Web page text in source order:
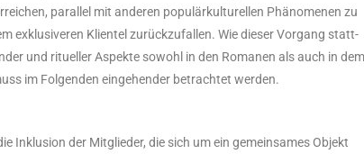
par­al­lel mit ande­ren popu­lär­kul­tu­rel­len Phä­no­me­nen zu
exklu­si­ve­ren Kli­en­tel zurück­zu­fal­len. Wie die­ser Vor­gang statt­
und ritu­el­ler Aspek­te sowohl in den Roma­nen als auch in
im Fol­gen­den ein­ge­hen­der betrach­tet wer­den.
Inklu­si­on der Mit­glie­der, die sich um ein gemein­sa­mes Objekt